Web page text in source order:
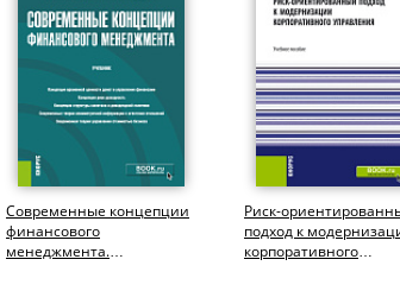
Современные концепции
финансового
менеджмента.
Риск-
подход к
корпоративного